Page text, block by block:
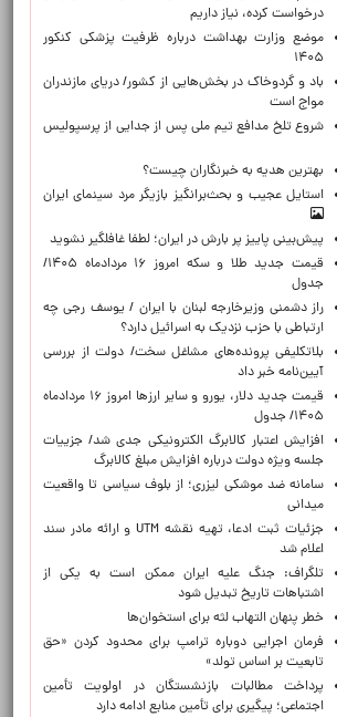
درخواست کرده، نیاز داریم
موضع وزارت بهداشت درباره ظرفیت پزشکی کنکور
۱۴۰۵
باد و گردوخاک در بخش‌هایی از کشور/ دریای مازندران
مواج است
شروع تلخ مدافع تیم ملی پس از جدایی از پرسپولیس
بهترین هدیه به خبرنگاران چیست؟
استایل عجیب و بحث‌برانگیز بازیگر مرد سینمای ایران
پیش‌بینی پاییز پر بارش در ایران؛ لطفا غافلگیر نشوید
قیمت جدید طلا و سکه امروز ۱۶ مردادماه ۱۴۰۵/
جدول
راز دشمنی وزیرخارجه لبنان با ایران / یوسف رجی چه
ارتباطی با حزب نزدیک به اسرائیل دارد؟
بلاتکلیفی پرونده‌های مشاغل سخت/ دولت از بررسی
آیین‌نامه خبر داد
قیمت جدید دلار، یورو و سایر ارزها امروز ۱۶ مردادماه
۱۴۰۵/ جدول
افزایش اعتبار کالابرگ الکترونیکی جدی شد/ جزییات
جلسه ویژه دولت درباره افزایش مبلغ کالابرگ
سامانه ضد موشکی لیزری؛ از بلوف سیاسی تا واقعیت
میدانی
جزئیات ثبت ادعا، تهیه نقشه UTM و ارائه مادر سند
اعلام شد
تلگراف: جنگ علیه ایران ممکن است به یکی از
اشتباهات تاریخ تبدیل شود
خطر پنهان التهاب لثه برای استخوان‌ها
فرمان اجرایی دوباره ترامپ برای محدود کردن «حق
تابعیت بر اساس تولد»
پرداخت مطالبات بازنشستگان در اولویت تأمین
اجتماعی؛ پیگیری برای تأمین منابع ادامه دارد